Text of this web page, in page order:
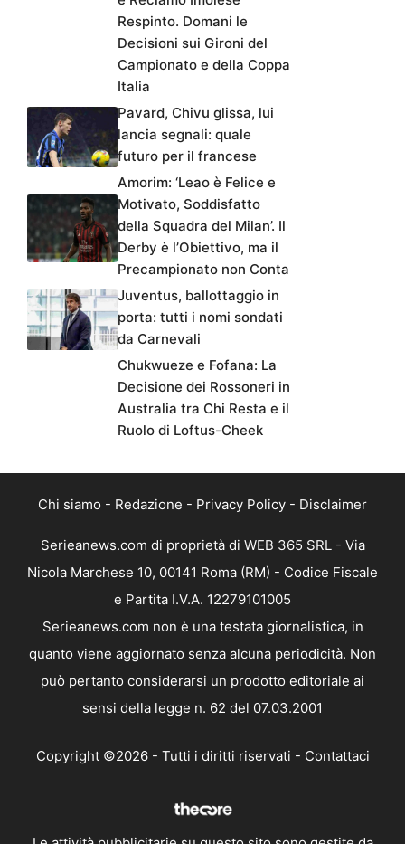
Respinto. Domani le
Decisioni sui Gironi del
Campionato e della Coppa
Italia
Pavard, Chivu glissa, lui
lancia segnali: quale
futuro per il francese
Amorim: ‘Leao è Felice e
Motivato, Soddisfatto
della Squadra del Milan’. Il
Derby è l’Obiettivo, ma il
Precampionato non Conta
Juventus, ballottaggio in
porta: tutti i nomi sondati
da Carnevali
Chukwueze e Fofana: La
Decisione dei Rossoneri in
Australia tra Chi Resta e il
Ruolo di Loftus-Cheek
Chi siamo - Redazione - Privacy Policy - Disclaimer
Serieanews.com di proprietà di WEB 365 SRL - Via
Nicola Marchese 10, 00141 Roma (RM) - Codice Fiscale
e Partita I.V.A. 12279101005
Serieanews.com non è una testata giornalistica, in
quanto viene aggiornato senza alcuna periodicità. Non
può pertanto considerarsi un prodotto editoriale ai
sensi della legge n. 62 del 07.03.2001
Copyright ©2026 - Tutti i diritti riservati - Contattaci